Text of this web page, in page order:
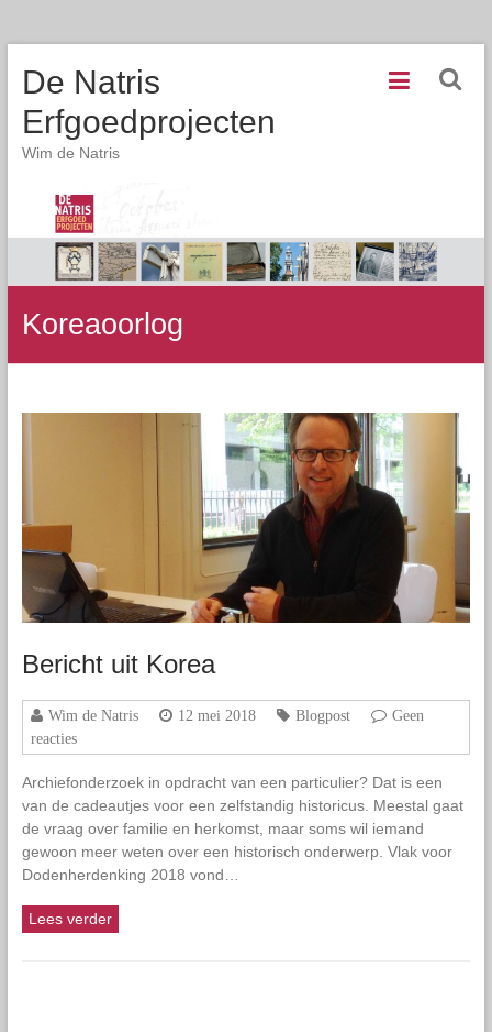
De Natris
Erfgoedprojecten
Wim de Natris
Koreaoorlog
Bericht uit Korea
Wim de Natris 12 mei 2018 Blogpost
Geen
reacties
Archiefonderzoek in opdracht van een particulier? Dat is een
van de cadeautjes voor een zelfstandig historicus. Meestal gaat
de vraag over familie en herkomst, maar soms wil iemand
gewoon meer weten over een historisch onderwerp. Vlak voor
Dodenherdenking 2018 vond…
Lees verder